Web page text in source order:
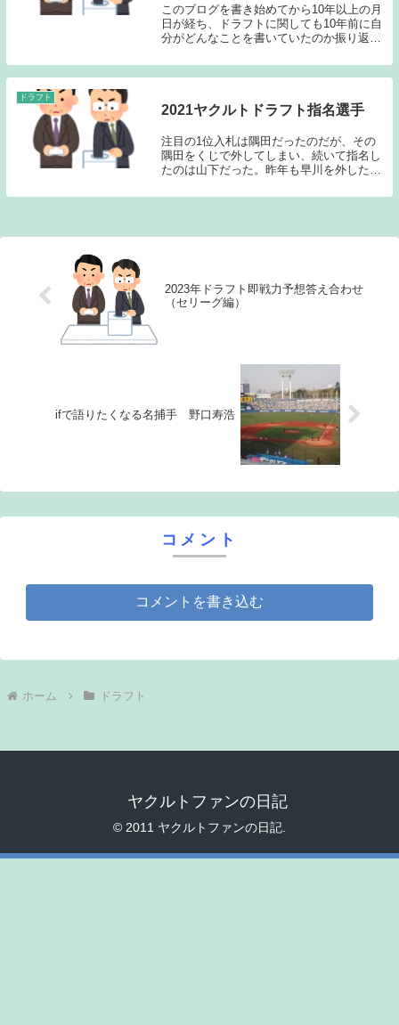
このブログを書き始めてから10年以上の月
日が経ち、ドラフトに関しても10年前に自
分がどんなことを書いていたのか振り返る
事を書くことが出来るのが、長年ブログを
書き続けてきた者にとっては、喜びとなっ
ドラフト
2021ヤクルトドラフト指名選手
注目の1位入札は隅田だったのだが、その
隅田をくじで外してしまい、続いて指名し
たのは山下だった。昨年も早川を外した後
の指名に踏み切ったのだが、今年も即戦力
2023年ドラフト即戦力予想答え合わせ
（セリーグ編）
ifで語りたくなる名捕手 野口寿浩
コメント
コメントを書き込む
ホーム ドラフト
ヤクルトファンの日記
© 2011 ヤクルトファンの日記.